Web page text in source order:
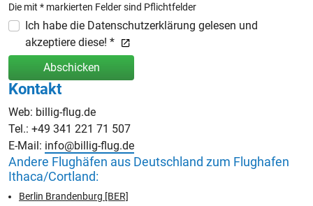
Die mit * markierten Felder sind Pflichtfelder
Ich habe die Datenschutzerklärung gelesen und
akzeptiere diese! *
Abschicken
Kontakt
Web: billig-flug.de
Tel.: +49 341 221 71 507
E-Mail: info@billig-flug.de
Andere Flughäfen aus Deutschland zum Flughafen
Ithaca/Cortland:
Berlin Brandenburg [BER]